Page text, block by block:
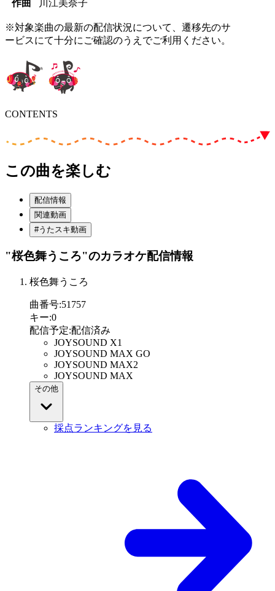
作曲 川江美奈子
※対象楽曲の最新の配信状況について、遷移先のサ
ービスにて十分にご確認のうえでご利用ください。
CONTENTS
この曲を楽しむ
配信情報
関連動画
#うたスキ動画
"桜色舞うころ"のカラオケ配信情報
桜色舞うころ
曲番号:51757
キー:0
配信予定:配信済み
JOYSOUND X1
JOYSOUND MAX GO
JOYSOUND MAX2
JOYSOUND MAX
その他
採点ランキングを見る